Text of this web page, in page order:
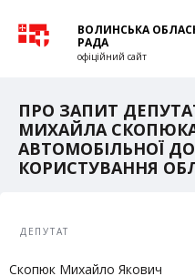
ВОЛИНСЬКА
РАДА
офіційний сайт
ПРО ЗАПИТ
МИХАЙЛА
АВТОМОБІЛЬНОЇ
КОРИСТУВАННЯ
ДЕПУТАТ
Скопюк Михайло Якович